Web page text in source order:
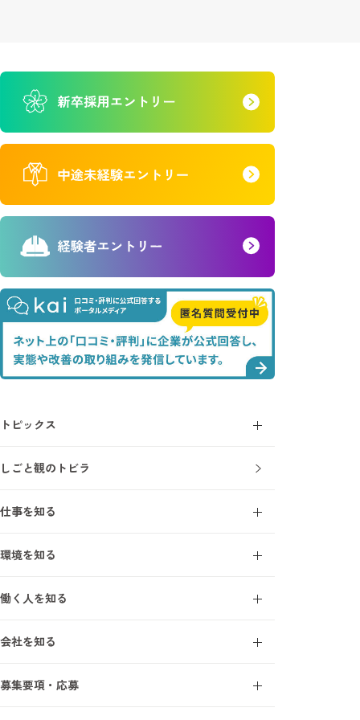
トピックス
ニュース
しごと観のトビラ
仕事を知る
施工管理を知る7ワード
環境を知る
研修・教育制度
働く人を知る
サポートスタッフインタビュー
会社を知る
オープンアップコンストラクションを知る7ワード
募集要項・応募